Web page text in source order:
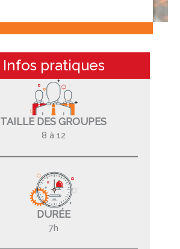
Infos pratiques
TAILLE DES GROUPES
8 à 12
DURÉE
7h